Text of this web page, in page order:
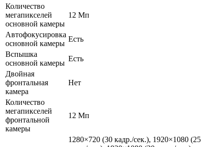
Количество
мегапикселей
основной камеры
12 Мп
Автофокусировка
основной камеры
Есть
Вспышка
основной камеры
Есть
Двойная
фронтальная
камера
Нет
Количество
мегапикселей
фронтальной
камеры
12 Мп
1280×720 (30 кадр./сек.), 1920×1080 (25